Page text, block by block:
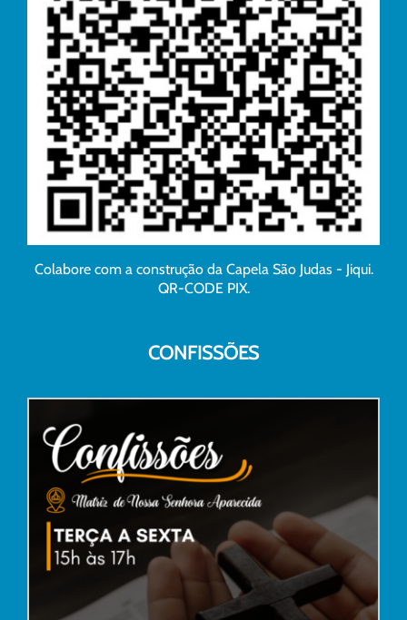
Colabore com a construção da Capela São Judas - Jiqui.
QR-CODE PIX.
CONFISSÕES